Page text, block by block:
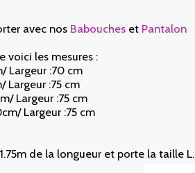
avec nos Babouches et Pantalon
voici les mesures :
Largeur :70 cm
Largeur :75 cm
Largeur :75 cm
Largeur :75 cm
de la longueur et porte la taille L.